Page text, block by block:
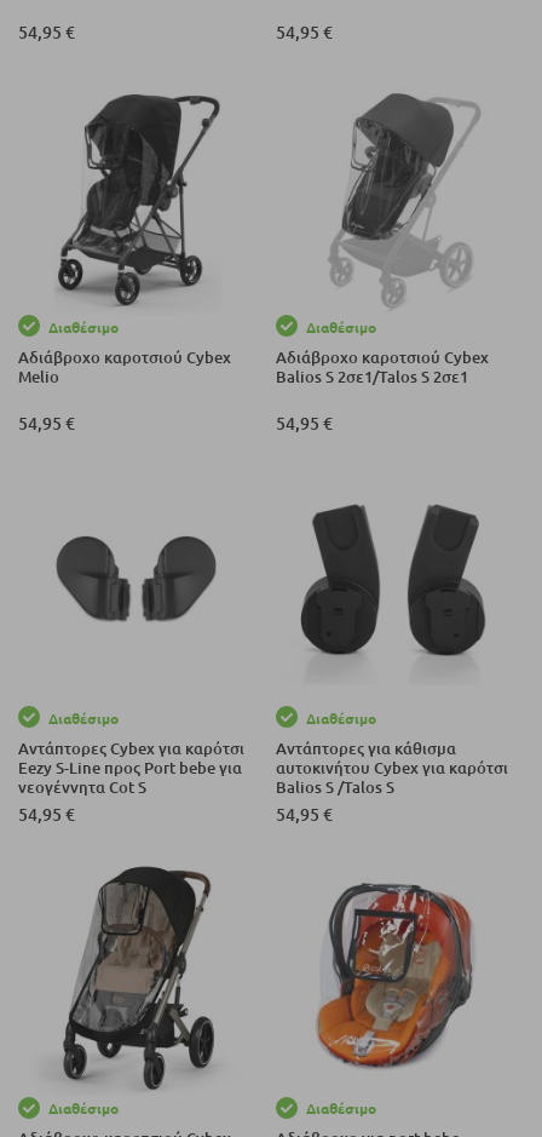
54,95 € 54,95 €
Διαθέσιμο
Αδιάβροχο καροτσιού Cybex
Melio
54,95 €
Διαθέσιμο
Αδιάβροχο καροτσιού Cybex
Balios S 2σε1/Talos S 2σε1
54,95 €
Διαθέσιμο
Αντάπτορες Cybex για καρότσι
Eezy S-Line προς Port bebe για
νεογέννητα Cot S
54,95 €
Διαθέσιμο
Αντάπτορες για κάθισμα
αυτοκινήτου Cybex για καρότσι
Balios S /Talos S
54,95 €
Διαθέσιμο Διαθέσιμο